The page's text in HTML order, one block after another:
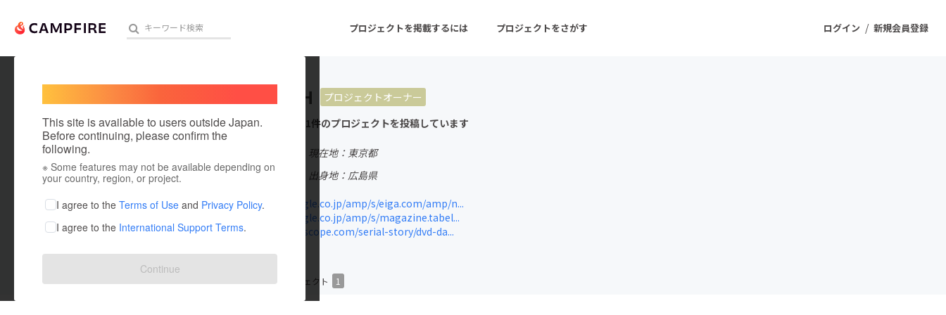
ログイン / 新規会員登録
プロジェクトを掲載するには プロジェクトをさがす
人気のプロジェクト 注目のリターン 注目の新着プロジェクト
アート・写真 音楽
テクノロジー・ガジェット
ゲーム・サービス開発
映像・映画
書籍・雑誌出版
ビジネス・起業
まちづくり・地域活性化
This site is available to users outside Japan.
Before continuing, please confirm the
following.
※ Some features may not be available depending on
your country, region, or project.
I agree to the Terms of Use and Privacy Policy.
I agree to the International Support Terms.
Continue
BIG FISH
プロジェクトオーナー
これまでに1件のプロジェクトを投稿しています
現在地：東京都
出身国：日本
出身地：広島県
www.google.co.jp/amp/s/eiga.com/amp/n...
www.google.co.jp/amp/s/magazine.tabel...
www.pintscope.com/serial-story/dvd-da...
支援したプロジェクト 0 投稿した プロジェクト 1